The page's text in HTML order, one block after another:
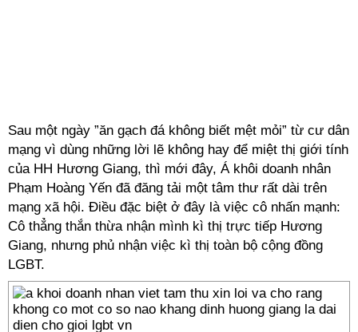
Sau một ngày ”ăn gạch đá không biết mệt mỏi” từ cư dân
mạng vì dùng những lời lẽ không hay để miệt thị giới tính
của HH Hương Giang, thì mới đây, Á khôi doanh nhân
Phạm Hoàng Yến đã đăng tải một tâm thư rất dài trên
mạng xã hội. Điều đặc biệt ở đây là việc cô nhấn mạnh:
Cô thẳng thắn thừa nhận mình kì thị trực tiếp Hương
Giang, nhưng phủ nhận việc kì thị toàn bộ cộng đồng
LGBT.